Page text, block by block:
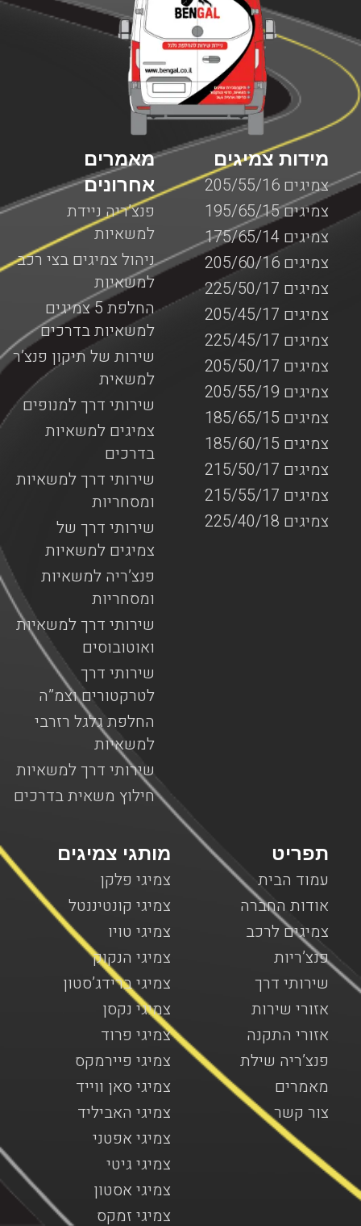
מאמרים
אחרונים
פנצ’ריה ניידת
למשאיות
ניהול צמיגים בצי רכב
למשאיות
החלפת 5 צמיגים
למשאיות בדרכים
שירות של תיקון פנצ’ר
למשאית
שירותי דרך למנופים
צמיגים למשאיות
בדרכים
שירותי דרך למשאיות
ומסחריות
שירותי דרך של
צמיגים למשאיות
פנצ’ריה למשאיות
ומסחריות
שירותי דרך למשאיות
ואוטובוסים
שירותי דרך
לטרקטורים וצמ”ה
החלפת גלגל רזרבי
למשאיות
שירותי דרך למשאיות
חילוץ משאית בדרכים
מידות צמיגים
צמיגים 205/55/16
צמיגים 195/65/15
צמיגים 175/65/14
צמיגים 205/60/16
צמיגים 225/50/17
צמיגים 205/45/17
צמיגים 225/45/17
צמיגים 205/50/17
צמיגים 205/55/19
צמיגים 185/65/15
צמיגים 185/60/15
צמיגים 215/50/17
צמיגים 215/55/17
צמיגים 225/40/18
מותגי צמיגים
צמיגי פלקן
צמיגי קונטיננטל
צמיגי טויו
צמיגי הנקוק
צמיגי ברידג’סטון
צמיגי נקסן
צמיגי פרוד
צמיגי פיירמקס
צמיגי סאן ווייד
צמיגי האביליד
צמיגי אפטני
צמיגי גיטי
צמיגי אסטון
צמיגי זמקס
תפריט
עמוד הבית
אודות החברה
צמיגים לרכב
פנצ’ריות
שירותי דרך
אזורי שירות
אזורי התקנה
פנצ’ריה שילת
מאמרים
צור קשר